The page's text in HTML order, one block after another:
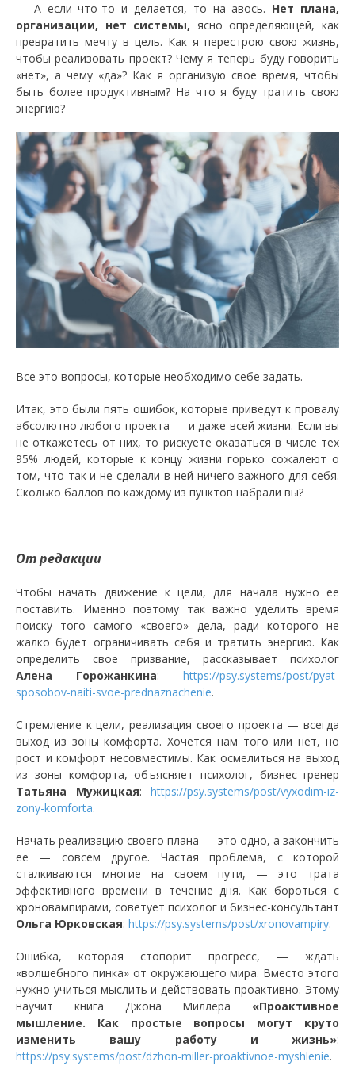
— А если что-то и делается, то на авось. Нет плана,
организации, нет системы, ясно определяющей, как
превратить мечту в цель. Как я перестрою свою жизнь,
чтобы реализовать проект? Чему я теперь буду говорить
«нет», а чему «да»? Как я организую свое время, чтобы
быть более продуктивным? На что я буду тратить свою
энергию?
Все это вопросы, которые необходимо себе задать.
Итак, это были пять ошибок, которые приведут к провалу
абсолютно любого проекта — и даже всей жизни. Если вы
не откажетесь от них, то рискуете оказаться в числе тех
95% людей, которые к концу жизни горько сожалеют о
том, что так и не сделали в ней ничего важного для себя.
Сколько баллов по каждому из пунктов набрали вы?
От редакции
Чтобы начать движение к цели, для начала нужно ее
поставить. Именно поэтому так важно уделить время
поиску того самого «своего» дела, ради которого не
жалко будет ограничивать себя и тратить энергию. Как
определить свое призвание, рассказывает психолог
Алена Горожанкина: https://psy.systems/post/pyat-
sposobov-naiti-svoe-prednaznachenie.
Стремление к цели, реализация своего проекта — всегда
выход из зоны комфорта. Хочется нам того или нет, но
рост и комфорт несовместимы. Как осмелиться на выход
из зоны комфорта, объясняет психолог, бизнес-тренер
Татьяна Мужицкая: https://psy.systems/post/vyxodim-iz-
zony-komforta.
Начать реализацию своего плана — это одно, а закончить
ее — совсем другое. Частая проблема, с которой
сталкиваются многие на своем пути, — это трата
эффективного времени в течение дня. Как бороться с
хроновампирами, советует психолог и бизнес-консультант
Ольга Юрковская: https://psy.systems/post/xronovampiry.
Ошибка, которая стопорит прогресс, — ждать
«волшебного пинка» от окружающего мира. Вместо этого
нужно учиться мыслить и действовать проактивно. Этому
научит книга Джона Миллера «Проактивное
мышление. Как простые вопросы могут круто
изменить вашу работу и жизнь»:
https://psy.systems/post/dzhon-miller-proaktivnoe-myshlenie.